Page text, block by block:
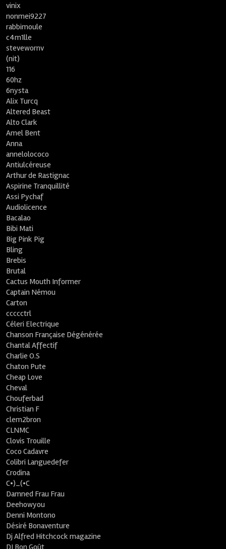
vinix
nonmei9227
rabbimoule
c4m1lle
stevewornv
(nit)
116
60hz
6nysta
Alix Turcq
Altered Beast
Alto Clark
Amel Bent
Anna
annelolococo
Antiulcéreuse
Arthur de Rastignac
Aspirine Tranquillité
Assi Pychaf
Audiolicence
Bacalao
Bibi Mati
Big Pink Pig
Bling
Brebis
Brutal
Cactus Mouth Informer
Captain Némou
Carton
ccccctrl
Céleri Electrique
Chanson Française Dégénérée
Chantal Affectif
Charlie O.S
Chaton Pute
Cheap Love
Cheval
Chouferbad
Christian F
clem2bron
CLNMC
Clovis Trouille
Coco Cadavre
Colibri Languedefer
Crodina
C•)_(•C
Damned Frau Frau
Deehowyou
Denni Montono
Désiré Bonaventure
Dj Alfred Hitchcock magazine
DJ Bon Goût